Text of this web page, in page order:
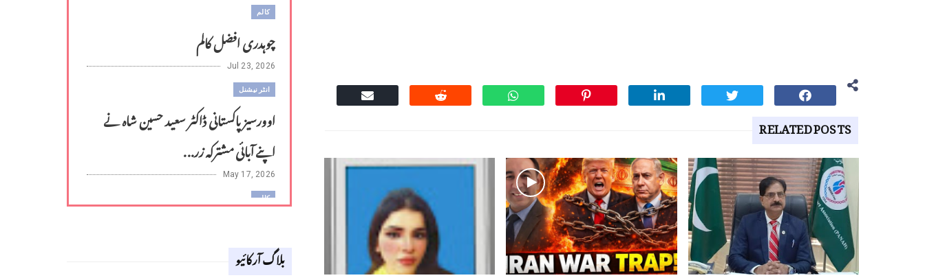
RELATED POSTS
کالم
چوہدری افضل کالم
Jul 23, 2026
انٹر نیشنل
اوورسیز پاکستانی ڈاکٹر سعید حسین شاہ نے
اپنے آبائی مشترکہ زر...
May 17, 2026
کالم
Apr 18, 2026
بلاگ آرکائیو